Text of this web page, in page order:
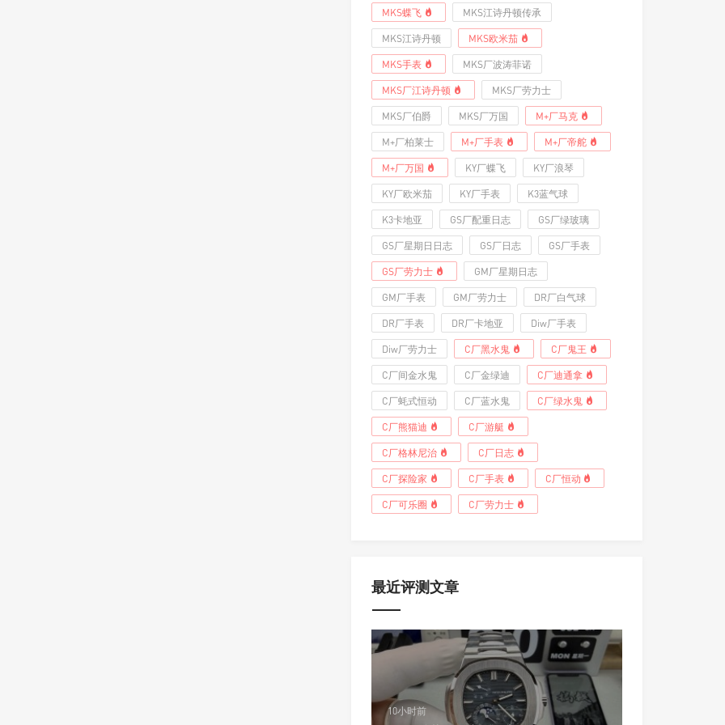
MKS蝶飞 MKS江诗丹顿传承
MKS江诗丹顿 MKS欧米茄
MKS手表 MKS厂波涛菲诺
MKS厂江诗丹顿 MKS厂劳力士
MKS厂伯爵 MKS厂万国 M+厂马克
M+厂柏莱士 M+厂手表 M+厂帝舵
M+厂万国 KY厂蝶飞 KY厂浪琴
KY厂欧米茄 KY厂手表 K3蓝气球
K3卡地亚 GS厂配重日志 GS厂绿玻璃
GS厂星期日日志 GS厂日志 GS厂手表
GS厂劳力士 GM厂星期日志
GM厂手表 GM厂劳力士 DR厂白气球
DR厂手表 DR厂卡地亚 Diw厂手表
Diw厂劳力士 C厂黑水鬼 C厂鬼王
C厂间金水鬼 C厂金绿迪 C厂迪通拿
C厂蚝式恒动 C厂蓝水鬼 C厂绿水鬼
C厂熊猫迪 C厂游艇
C厂格林尼治 C厂日志
C厂探险家 C厂手表 C厂恒动
C厂可乐圈 C厂劳力士
最近评测文章
10小时前